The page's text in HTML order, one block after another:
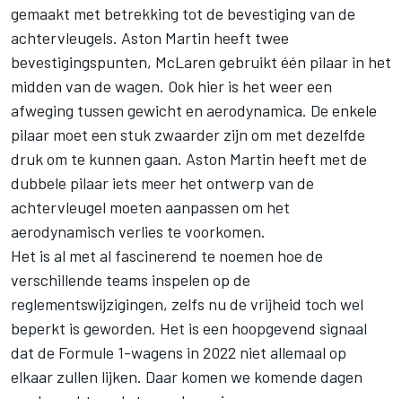
gemaakt met betrekking tot de bevestiging van de
achtervleugels. Aston Martin heeft twee
bevestigingspunten, McLaren gebruikt één pilaar in het
midden van de wagen. Ook hier is het weer een
afweging tussen gewicht en aerodynamica. De enkele
pilaar moet een stuk zwaarder zijn om met dezelfde
druk om te kunnen gaan. Aston Martin heeft met de
dubbele pilaar iets meer het ontwerp van de
achtervleugel moeten aanpassen om het
aerodynamisch verlies te voorkomen.
Het is al met al fascinerend te noemen hoe de
verschillende teams inspelen op de
reglementswijzigingen, zelfs nu de vrijheid toch wel
beperkt is geworden. Het is een hoopgevend signaal
dat de Formule 1-wagens in 2022 niet allemaal op
elkaar zullen lijken. Daar komen we komende dagen